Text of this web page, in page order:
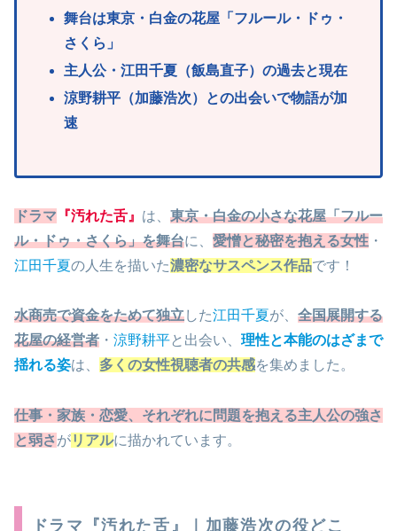
舞台は東京・白金の花屋「フルール・ドゥ・
さくら」
主人公・江田千夏（飯島直子）の過去と現在
涼野耕平（加藤浩次）との出会いで物語が加
速
ドラマ 『汚れた舌』 は、 東京・白金の小さな花屋「フルー
ル・ドゥ・さくら」を舞台に、 愛憎と秘密を抱える女性 ・
江田千夏の人生を描いた濃密なサスペンス作品です！
水商売で資金をためて独立した江田千夏 が、 全国展開する
花屋の経営者 ・ 涼野耕平と出会い、 理性と本能のはざまで
揺れる姿は、 多くの女性視聴者の共感を集めました。
仕事・家族・恋愛、それぞれに問題を抱える主人公の強さ
と弱さがリアルに描かれています。
ドラマ『汚れた舌』｜加藤浩次の役どこ